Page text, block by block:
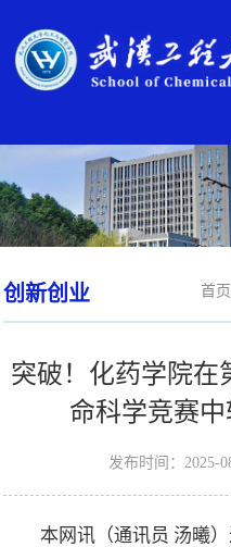
创新创业 首页
突破！化药学院在
命科学竞赛
发布时间：2025-
本网讯（通讯员 汤曦